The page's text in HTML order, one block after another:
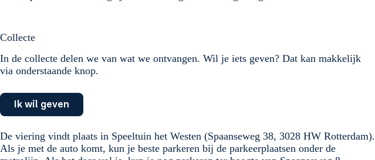
Collecte
In de collecte delen we van wat we ontvangen. Wil je iets geven? Dat kan makkelijk
via onderstaande knop.
Ik wil geven
De viering vindt plaats in Speeltuin het Westen (Spaanseweg 38, 3028 HW Rotterdam).
Als je met de auto komt, kun je beste parkeren bij de parkeerplaatsen onder de